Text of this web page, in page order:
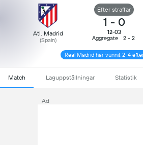
Atl. Madrid
(Spain)
Efter straffar
1 - 0
12-03
Aggregate
2 - 2
Real Madrid har vunnit 2-4
Match Laguppställningar Statistik
Ad